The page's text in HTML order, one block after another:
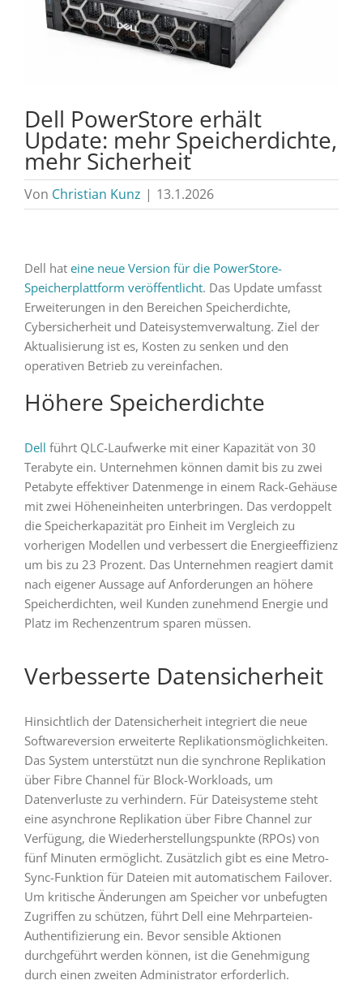
Dell PowerStore erhält
Update: mehr Speicherdichte,
mehr Sicherheit
Von Christian Kunz | 13.1.2026
Dell hat eine neue Version für die PowerStore-
Speicherplattform veröffentlicht. Das Update umfasst
Erweiterungen in den Bereichen Speicherdichte,
Cybersicherheit und Dateisystemverwaltung. Ziel der
Aktualisierung ist es, Kosten zu senken und den
operativen Betrieb zu vereinfachen.
Höhere Speicherdichte
Dell führt QLC-Laufwerke mit einer Kapazität von 30
Terabyte ein. Unternehmen können damit bis zu zwei
Petabyte effektiver Datenmenge in einem Rack-Gehäuse
mit zwei Höheneinheiten unterbringen. Das verdoppelt
die Speicherkapazität pro Einheit im Vergleich zu
vorherigen Modellen und verbessert die Energieeffizienz
um bis zu 23 Prozent. Das Unternehmen reagiert damit
nach eigener Aussage auf Anforderungen an höhere
Speicherdichten, weil Kunden zunehmend Energie und
Platz im Rechenzentrum sparen müssen.
Verbesserte Datensicherheit
Hinsichtlich der Datensicherheit integriert die neue
Softwareversion erweiterte Replikationsmöglichkeiten.
Das System unterstützt nun die synchrone Replikation
über Fibre Channel für Block-Workloads, um
Datenverluste zu verhindern. Für Dateisysteme steht
eine asynchrone Replikation über Fibre Channel zur
Verfügung, die Wiederherstellungspunkte (RPOs) von
fünf Minuten ermöglicht. Zusätzlich gibt es eine Metro-
Sync-Funktion für Dateien mit automatischem Failover.
Um kritische Änderungen am Speicher vor unbefugten
Zugriffen zu schützen, führt Dell eine Mehrparteien-
Authentifizierung ein. Bevor sensible Aktionen
durchgeführt werden können, ist die Genehmigung
durch einen zweiten Administrator erforderlich.